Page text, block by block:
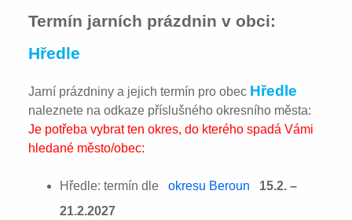
Termín jarních prázdnin v obci:
Hředle
Jarní prázdniny a jejich termín pro obec Hředle
naleznete na odkaze příslušného okresního města:
Je potřeba vybrat ten okres, do kterého spadá Vámi
hledané město/obec:
Hředle: termín dle okresu Beroun
15.2. –
21.2.2027